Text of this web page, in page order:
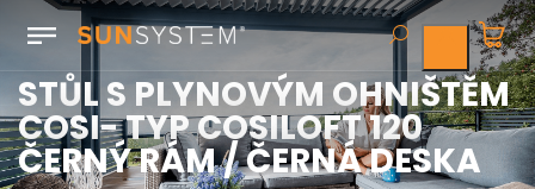
STŮL S PLYNOVÝM OHNIŠTĚM
COSI- TYP COSILOFT 120
ČERNÝ RÁM / ČERNÁ DESKA